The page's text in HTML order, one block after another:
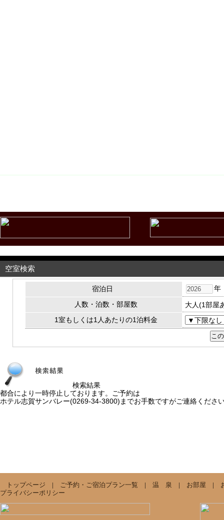
空室検索
宿泊日 年
人数・泊数・部屋数
大人(1部屋
1室もしくは1人あたりの1泊料金
検索結果
都合により一時停止しております。ご予約は
ホテル志賀サンバレー(0269-34-3800)までお手数ですがご連絡くださ
トップページ | ご予約・ご宿泊プラン一覧 | 温 泉 | お部屋 |
プライバシーポリシー